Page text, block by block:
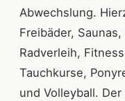
Abwechslung.
Freibäder,
Radverleih,
Tauchkurse,
und Volleyball.